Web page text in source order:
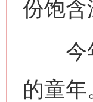
份饱含
今年
的童